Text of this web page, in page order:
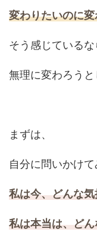
変わりたいのに
そう感じているな
無理に変わろうと
まずは、
自分に問いかけて
私は今、どんな
私は本当は、ど